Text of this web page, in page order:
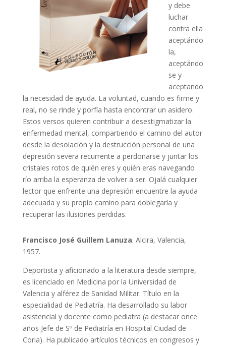
y debe
luchar
contra ella
aceptándo
la,
aceptándo
se y
aceptando
la necesidad de ayuda. La voluntad, cuando es firme y
real, no se rinde y porfía hasta encontrar un asidero.
Estos versos quieren contribuir a desestigmatizar la
enfermedad mental, compartiendo el camino del autor
desde la desolación y la destrucción personal de una
depresión severa recurrente a perdonarse y juntar los
cristales rotos de quién eres y quién eras navegando
río arriba la esperanza de volver a ser. Ojalá cualquier
lector que enfrente una depresión encuentre la ayuda
adecuada y su propio camino para doblegarla y
recuperar las ilusiones perdidas.
Francisco José Guillem Lanuza. Alcira, Valencia,
1957.
Deportista y aficionado a la literatura desde siempre,
es licenciado en Medicina por la Universidad de
Valencia y alférez de Sanidad Militar. Título en la
especialidad de Pediatría. Ha desarrollado su labor
asistencial y docente como pediatra (a destacar once
años Jefe de Sº de Pediatría en Hospital Ciudad de
Coria). Ha publicado artículos técnicos en congresos y